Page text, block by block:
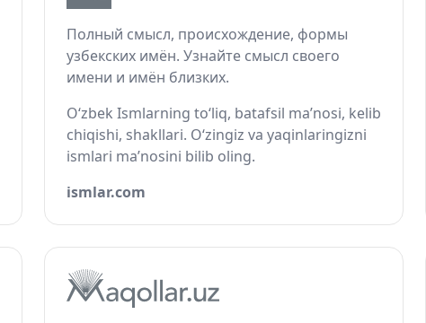
Полный смысл, происхождение, формы
узбекских имён. Узнайте смысл своего
имени и имён близких.
O‘zbek Ismlarning to‘liq, batafsil ma’nosi, kelib
chiqishi, shakllari. O‘zingiz va yaqinlaringizni
ismlari ma’nosini bilib oling.
ismlar.com